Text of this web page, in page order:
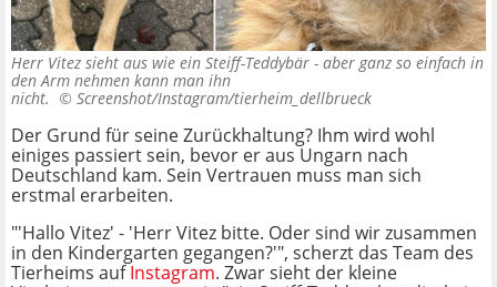
Herr Vitez sieht aus wie ein Steiff-Teddybär - aber ganz so einfach in
den Arm nehmen kann man ihn
nicht. © Screenshot/Instagram/tierheim_dellbrueck
Der Grund für seine Zurückhaltung? Ihm wird wohl
einiges passiert sein, bevor er aus Ungarn nach
Deutschland kam. Sein Vertrauen muss man sich
erstmal erarbeiten.
"'Hallo Vitez' - 'Herr Vitez bitte. Oder sind wir zusammen
in den Kindergarten gegangen?'", scherzt das Team des
Tierheims aufInstagram. Zwar sieht der kleine